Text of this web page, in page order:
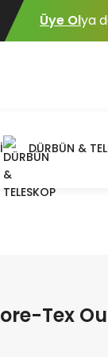
Üye Olya
DÜRBÜN &
Tex